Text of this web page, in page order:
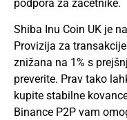
podpora za začetnike.
Shiba Inu Coin UK je
Provizija za
znižana na 1% s
preverite. Prav tako
kupite stabilne
Binance P2P vam